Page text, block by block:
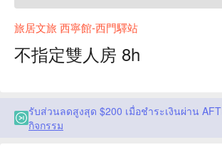
旅居文旅 西寧館-西門驛站
不指定雙人房 8h
รับส่วนลดสูงสุด $200 เมื่อชำระเงินผ่าน
กิจกรรม